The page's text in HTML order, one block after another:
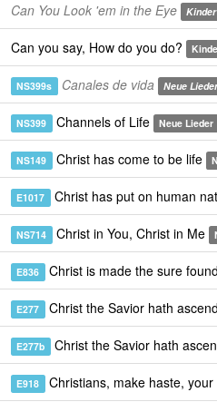
Can You Look 'em in the Eye Kinder
Can you say, How do you do?
NS399s Canales de vida Neue Lieder
NS399 Channels of Life Neue Lieder
NS149 Christ has come to be life
E1017 Christ has put on human
NS714 Christ in You, Christ in Me
E836 Christ is made the sure
E277 Christ the Savior hath
E277b Christ the Savior hath
E918 Christians, make haste, your